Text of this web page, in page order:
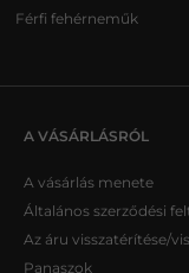
Férfi fehérneműk
A VÁSÁRLÁSRÓL
A vásárlás menete
Általános szerződési
Az áru visszatérítése/
Panaszok